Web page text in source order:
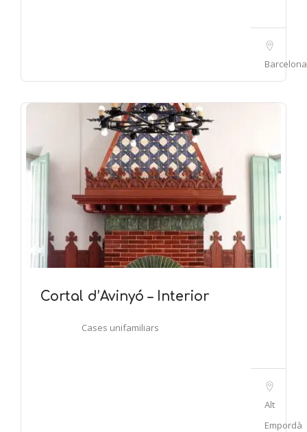
Barcelona
Cortal d’Avinyó – Interior
Cases unifamiliars
Alt
Empordà